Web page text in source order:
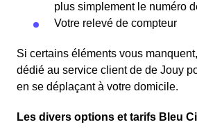
plus simplement le numéro
Votre relevé de compteur
Si certains éléments vous
dédié au service client de de Jouy
en se déplaçant à votre domicile.
Les divers options et tarifs Bleu